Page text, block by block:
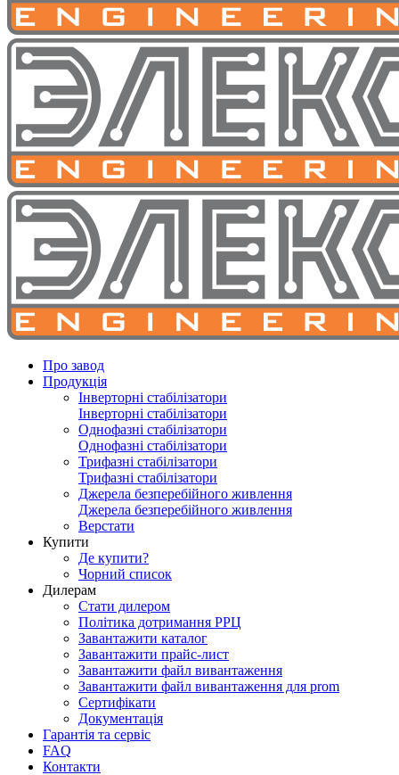
Про завод
Продукція
Інверторні стабілізатори
Інверторні стабілізатори
Однофазні стабілізатори
Однофазні стабілізатори
Трифазні стабілізатори
Трифазні стабілізатори
Джерела безперебійного живлення
Джерела безперебійного живлення
Верстати
Купити
Де купити?
Чорний список
Дилерам
Стати дилером
Політика дотримання РРЦ
Завантажити каталог
Завантажити прайс-лист
Завантажити файл вивантаження
Завантажити файл вивантаження для prom
Сертифікати
Документація
Гарантія та сервіс
FAQ
Контакти